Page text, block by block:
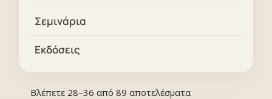
Σεμινάρια
Εκδόσεις
Βλέπετε 28–36 από 89 αποτελέσματα